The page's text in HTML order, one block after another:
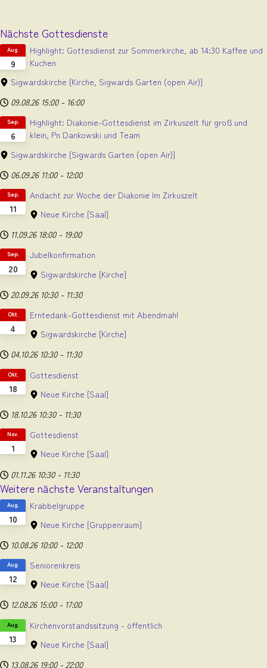
Nächste Gottesdienste
9
Aug.
Highlight: Gottesdienst zur Sommerkirche, ab 14:30 Kaffee und
Kuchen
Sigwardskirche [Kirche, Sigwards Garten (open Air)]
09.08.26 15:00 - 16:00
6
Sep.
Highlight: Diakonie-Gottesdienst im Zirkuszelt für groß und
klein, Pn Dankowski und Team
Sigwardskirche [Sigwards Garten (open Air)]
06.09.26 11:00 - 12:00
11
Sep.
Andacht zur Woche der Diakonie Im Zirkuszelt
Neue Kirche [Saal]
11.09.26 18:00 - 19:00
20
Sep.
Jubelkonfirmation
Sigwardskirche [Kirche]
20.09.26 10:30 - 11:30
4
Okt.
Erntedank-Gottesdienst mit Abendmahl
Sigwardskirche [Kirche]
04.10.26 10:30 - 11:30
18
Okt.
Gottesdienst
Neue Kirche [Saal]
18.10.26 10:30 - 11:30
1
Nov.
Gottesdienst
Neue Kirche [Saal]
01.11.26 10:30 - 11:30
Weitere nächste Veranstaltungen
10
Aug.
Krabbelgruppe
Neue Kirche [Gruppenraum]
10.08.26 10:00 - 12:00
12
Aug.
Seniorenkreis
Neue Kirche [Saal]
12.08.26 15:00 - 17:00
13
Aug.
Kirchenvorstandssitzung - öffentlich
Neue Kirche [Saal]
13.08.26 19:00 - 22:00